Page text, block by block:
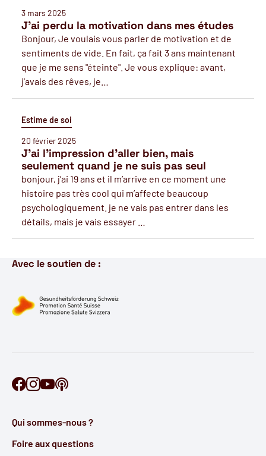
3 mars 2025
J'ai perdu la motivation dans mes études
Bonjour, Je voulais vous parler de motivation et de
sentiments de vide. En fait, ça fait 3 ans maintenant
que je me sens "éteinte". Je vous explique: avant,
j’avais des rêves, je…
Estime de soi
20 février 2025
J’ai l’impression d’aller bien, mais
seulement quand je ne suis pas seul
bonjour, j’ai 19 ans et il m’arrive en ce moment une
histoire pas très cool qui m’affecte beaucoup
psychologiquement. je ne vais pas entrer dans les
détails, mais je vais essayer …
Avec le soutien de :
Retrouve Ontécoute sur Facebook
Retrouve Ontécoute sur Instagram
Retrouve Ontécoute sur YouTube
Qui sommes-nous ?
Foire aux questions